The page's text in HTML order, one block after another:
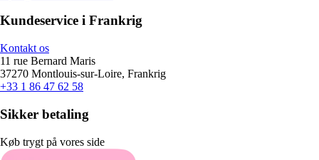
Kundeservice i Frankrig
Kontakt os
11 rue Bernard Maris
37270 Montlouis-sur-Loire, Frankrig
+33 1 86 47 62 58
Sikker betaling
Køb trygt på vores side